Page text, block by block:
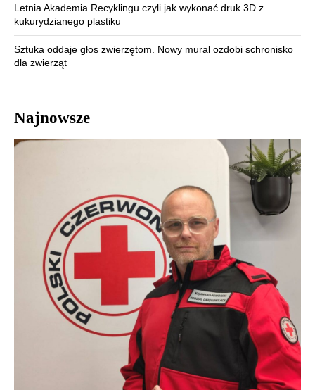
Letnia Akademia Recyklingu czyli jak wykonać druk 3D z
kukurydzianego plastiku
Sztuka oddaje głos zwierzętom. Nowy mural ozdobi schronisko
dla zwierząt
Najnowsze